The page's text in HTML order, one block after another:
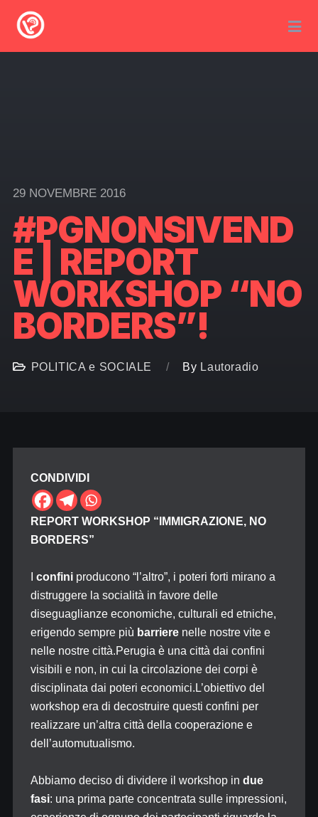
29 NOVEMBRE 2016
#PGNONSIVEND
E | REPORT
WORKSHOP “NO
BORDERS”!
POLITICA e SOCIALE By Lautoradio
CONDIVIDI
REPORT WORKSHOP “IMMIGRAZIONE, NO
BORDERS”
confiniproducono “l’altro”, i poteri forti mirano a
distruggere la socialità in favore delle
diseguaglianze economiche, culturali ed etniche,
erigendo sempre più barrierenelle nostre vite e
nelle nostre città.Perugia è una città dai confini
visibili e non, in cui la circolazione dei corpi è
disciplinata dai poteri economici.L’obiettivo del
workshop era di decostruire questi confini per
realizzare un’altra città della cooperazione e
dell’automutualismo.
Abbiamo deciso di dividere il workshop in due
fasi: una prima parte concentrata sulle impressioni,